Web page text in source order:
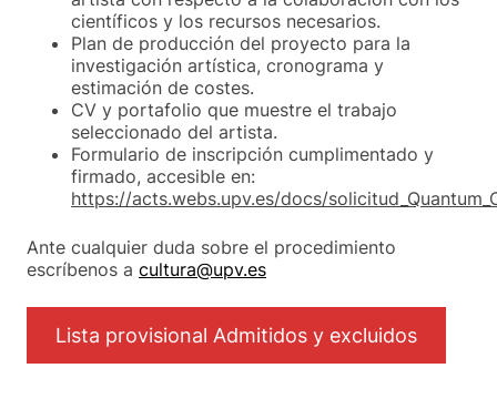
científicos y los recursos necesarios.
Plan de producción del proyecto para la
investigación artística, cronograma y
estimación de costes.
CV y portafolio que muestre el trabajo
seleccionado del artista.
Formulario de inscripción cumplimentado y
firmado, accesible en:
https://acts.webs.upv.es/docs/
Ante cualquier duda sobre el procedimiento
escríbenos a cultura@upv.es
Lista provisional Admitidos y excluidos